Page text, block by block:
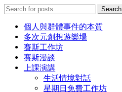
Search
for:
Search
個人與群體事件的本質
多次元創想遊樂場
賽斯工作坊
賽斯漫談
上課演講
生活情境對話
星期日免費工作坊